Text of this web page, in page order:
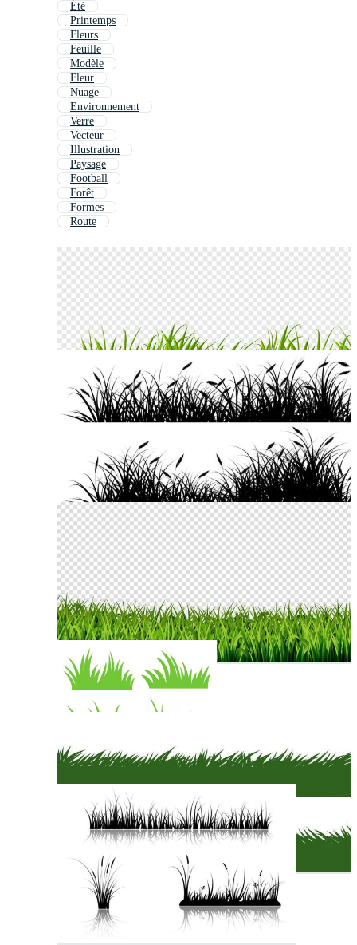
Été
Printemps
Fleurs
Feuille
Modèle
Fleur
Nuage
Environnement
Verre
Vecteur
Illustration
Paysage
Football
Forêt
Formes
Route